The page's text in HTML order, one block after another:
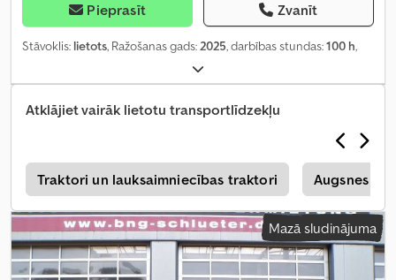
Pieprasīt Zvanīt
Stāvoklis: lietots, Ražošanas gads:2025, darbības stundas:100 h,
Atklājiet vairāk lietotu transportlīdzekļu
Traktori un lauksaimniecības traktori Augsnes
Mazā sludinājuma